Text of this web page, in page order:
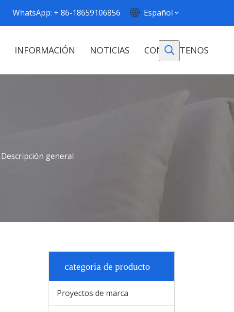
WhatsApp: + 86-18659106856 Español
INFORMACIÓN NOTICIAS CONTÁCTENOS
Descripción general
categoria de producto
Proyectos de marca